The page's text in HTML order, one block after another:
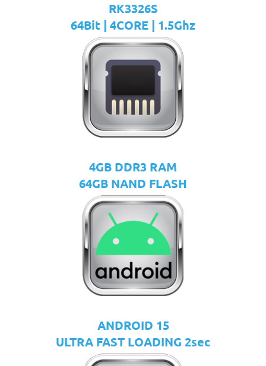
RK3326S
64Bit | 4CORE | 1.5Ghz
4GB DDR3 RAM
64GB NAND FLASH
ANDROID 15
ULTRA FAST LOADING 2sec